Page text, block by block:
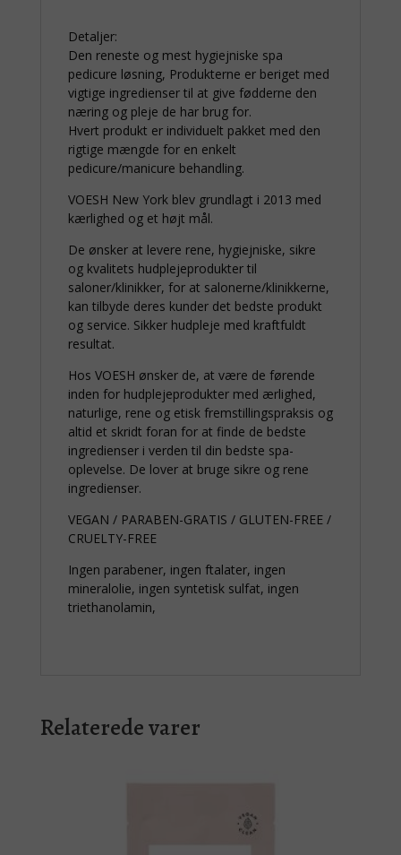
Detaljer:
Den reneste og mest hygiejniske spa
pedicure løsning, Produkterne er beriget med
vigtige ingredienser til at give fødderne den
næring og pleje de har brug for.
Hvert produkt er individuelt pakket med den
rigtige mængde for en enkelt
pedicure/manicure behandling.
VOESH New York blev grundlagt i 2013 med
kærlighed og et højt mål.
De ønsker at levere rene, hygiejniske, sikre
og kvalitets hudplejeprodukter til
saloner/klinikker, for at salonerne/klinikkerne,
kan tilbyde deres kunder det bedste produkt
og service. Sikker hudpleje med kraftfuldt
resultat.
Hos VOESH ønsker de, at være de førende
inden for hudplejeprodukter med ærlighed,
naturlige, rene og etisk fremstillingspraksis og
altid et skridt foran for at finde de bedste
ingredienser i verden til din bedste spa-
oplevelse. De lover at bruge sikre og rene
ingredienser.
VEGAN / PARABEN-GRATIS / GLUTEN-FREE /
CRUELTY-FREE
Ingen parabener, ingen ftalater, ingen
mineralolie, ingen syntetisk sulfat, ingen
triethanolamin,
Relaterede varer